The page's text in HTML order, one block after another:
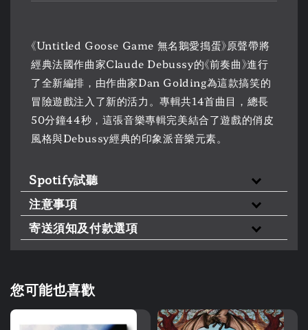
《Untitled Goose Game 無名鵝愛搗蛋》原聲帶將
經典法國作曲家Claude Debussy的《前奏曲》進行
了全新編排，由作曲家Dan Golding為這款搞笑的
冒險遊戲注入了新的活力。專輯共14首曲目，總長
50分鐘44秒，這張音樂專輯完美結合了遊戲的俏皮
風格與Debussy經典的印象派音樂元素。
Spotify試聽
注意事項
寄送須知及付款選項
您可能也喜歡